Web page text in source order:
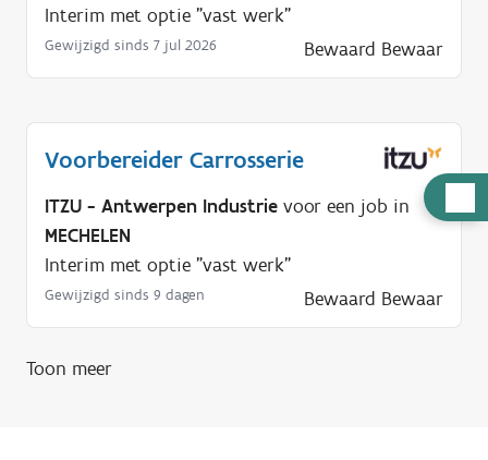
u
n
Interim met optie "vast werk"
Gewijzigd sinds 7 jul 2026 Bewaard Bewaar
Voorbereider Carrosserie
ITZU - Antwerpen Industrie voor een job in
MECHELEN
Interim met optie "vast werk"
Gewijzigd sinds 9 dagen Bewaard Bewaar
Toon meer